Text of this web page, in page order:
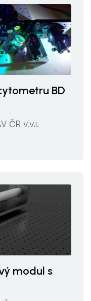
BD
ČR v.v.i.
modul s